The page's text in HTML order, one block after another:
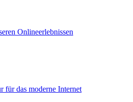
Onlineerlebnissen
für das moderne Internet